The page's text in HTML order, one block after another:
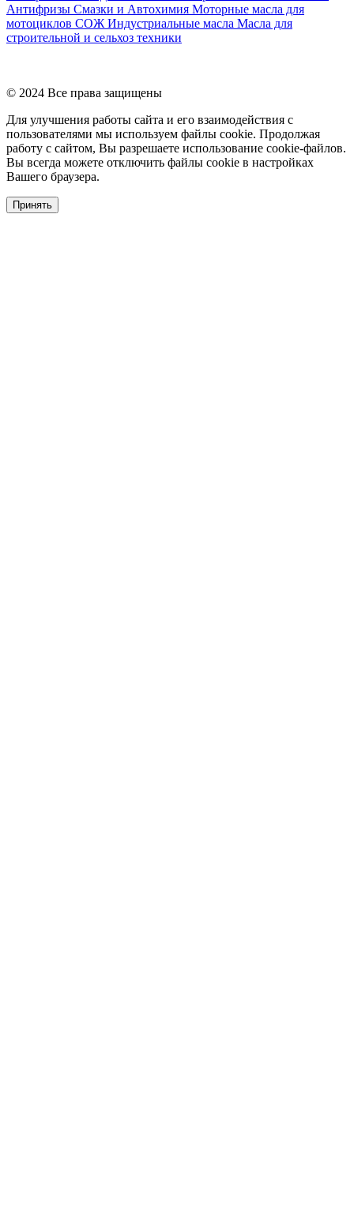
Антифризы Смазки и Автохимия Моторные масла для
мотоциклов СОЖ Индустриальные масла Масла для
строительной и сельхоз техники
© 2024 Все права защищены
Для улучшения работы сайта и его взаимодействия с
пользователями мы используем файлы cookie. Продолжая
работу с сайтом, Вы разрешаете использование cookie-файлов.
Вы всегда можете отключить файлы cookie в настройках
Вашего браузера.
Принять